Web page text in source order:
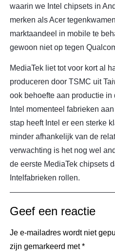
waarin we Intel chipsets in
merken als Acer
marktaandeel in mobile te
gewoon niet op tegen
MediaTek liet tot voor kort al
produceren door TSMC uit
ook behoefte aan productie
Intel momenteel fabrieken
stap heeft Intel er een sterke
minder afhankelijk van de
verwachting is het nog wel
de eerste MediaTek chipsets
Intelfabrieken rollen.
Geef een reactie
Je e-mailadres wordt niet
zijn gemarkeerd met*